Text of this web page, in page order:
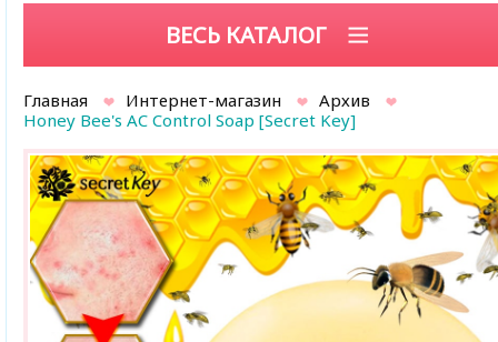
ВЕСЬ КАТАЛОГ
Главная Интернет-магазин
Архив
Honey Bee's AC Control Soap [Secret Key]